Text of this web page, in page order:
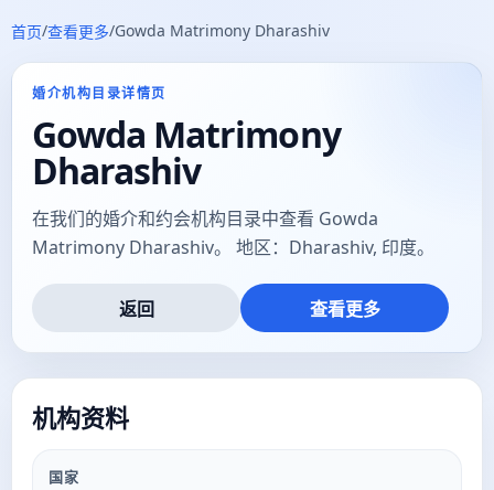
首页/查看更多/Gowda Matrimony Dharashiv
婚介机构目录详情页
Gowda Matrimony
Dharashiv
在我们的婚介和约会机构目录中查看 Gowda
Matrimony Dharashiv。 地区：Dharashiv, 印度。
返回 查看更多
机构资料
国家